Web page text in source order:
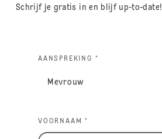
Schrijf je gratis in en blijf up-to-date!
AANSPREKING *
VOORNAAM *